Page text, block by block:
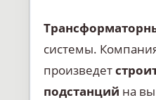
системы.
произведет
подстанций на